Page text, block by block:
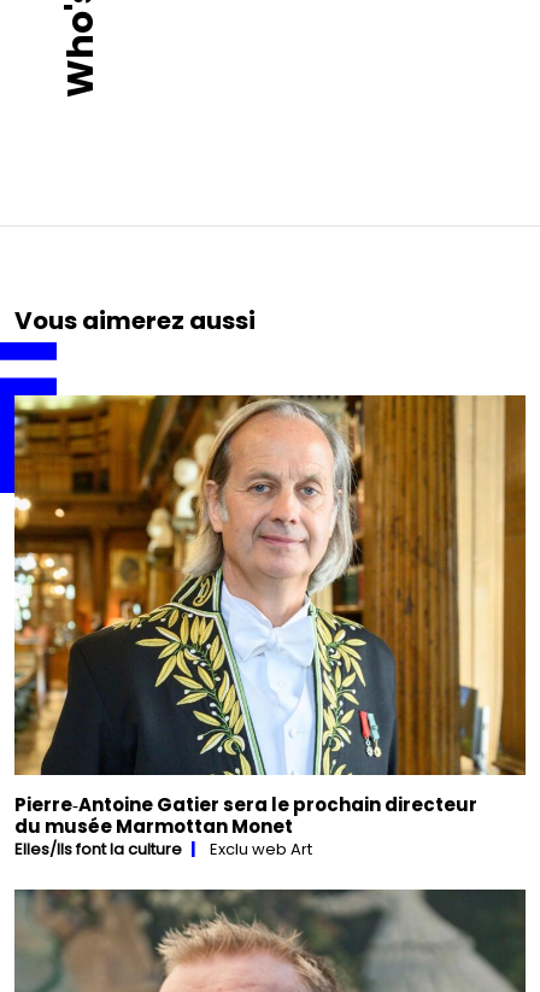
Vous aimerez aussi
Pierre‑Antoine Gatier sera le prochain directeur
du musée Marmottan Monet
Elles/Ils font la culture Exclu web Art